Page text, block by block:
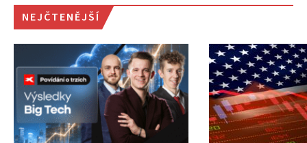
NEJČTENĚJŠÍ